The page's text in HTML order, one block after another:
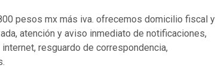
pesos mx más iva. ofrecemos domicilio fiscal y
atención y aviso inmediato de notificaciones,
resguardo de correspondencia,